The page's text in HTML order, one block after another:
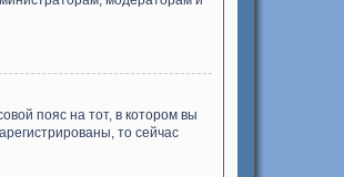
пояс на тот, в котором вы
то сейчас